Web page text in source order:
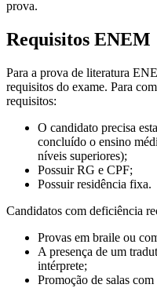
prova.
Requisitos ENEM
Para a prova de literatura
requisitos do exame. Para
requisitos:
O candidato precisa
concluído o ensino
níveis superiores);
Possuir RG e CPF;
Possuir residência fixa.
Candidatos com deficiência
Provas em braile ou
A presença de um
intérprete;
Promoção de salas